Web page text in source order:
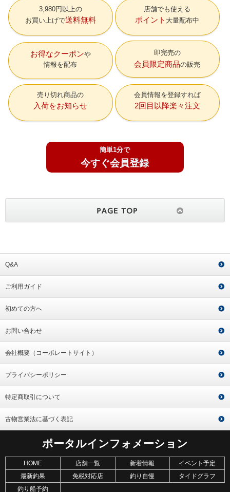
3,980円以上の
お買い上げで送料無料
店舗でも使える
ポイント 大量配布中
お得なクーポン
情報を配布
即完売の
会員限定商品の販売
売り切れ商品の
入荷をお知らせ
会員情報を登録すれば
2回目以降楽々注文
簡単1分で
今すぐ会員登録
Q&A
ご利用ガイド
初めての方へ
お問い合わせ
会社概要（コーポレートサイト）
プライバシーポリシー
特定商取引について
古物営業法に基づく表記
ポータルインフォメーション
HOME 店舗一覧 新着情報
イベント予定
最新釣果
免税対応店 釣り自慢
タイドグラフ
釣り船予約